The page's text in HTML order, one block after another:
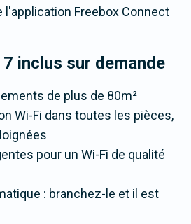
l'application Freebox Connect
inclus sur demande
de plus de 80m²
Wi-Fi dans toutes les pièces,
pour un Wi-Fi de qualité
: branchez-le et il est